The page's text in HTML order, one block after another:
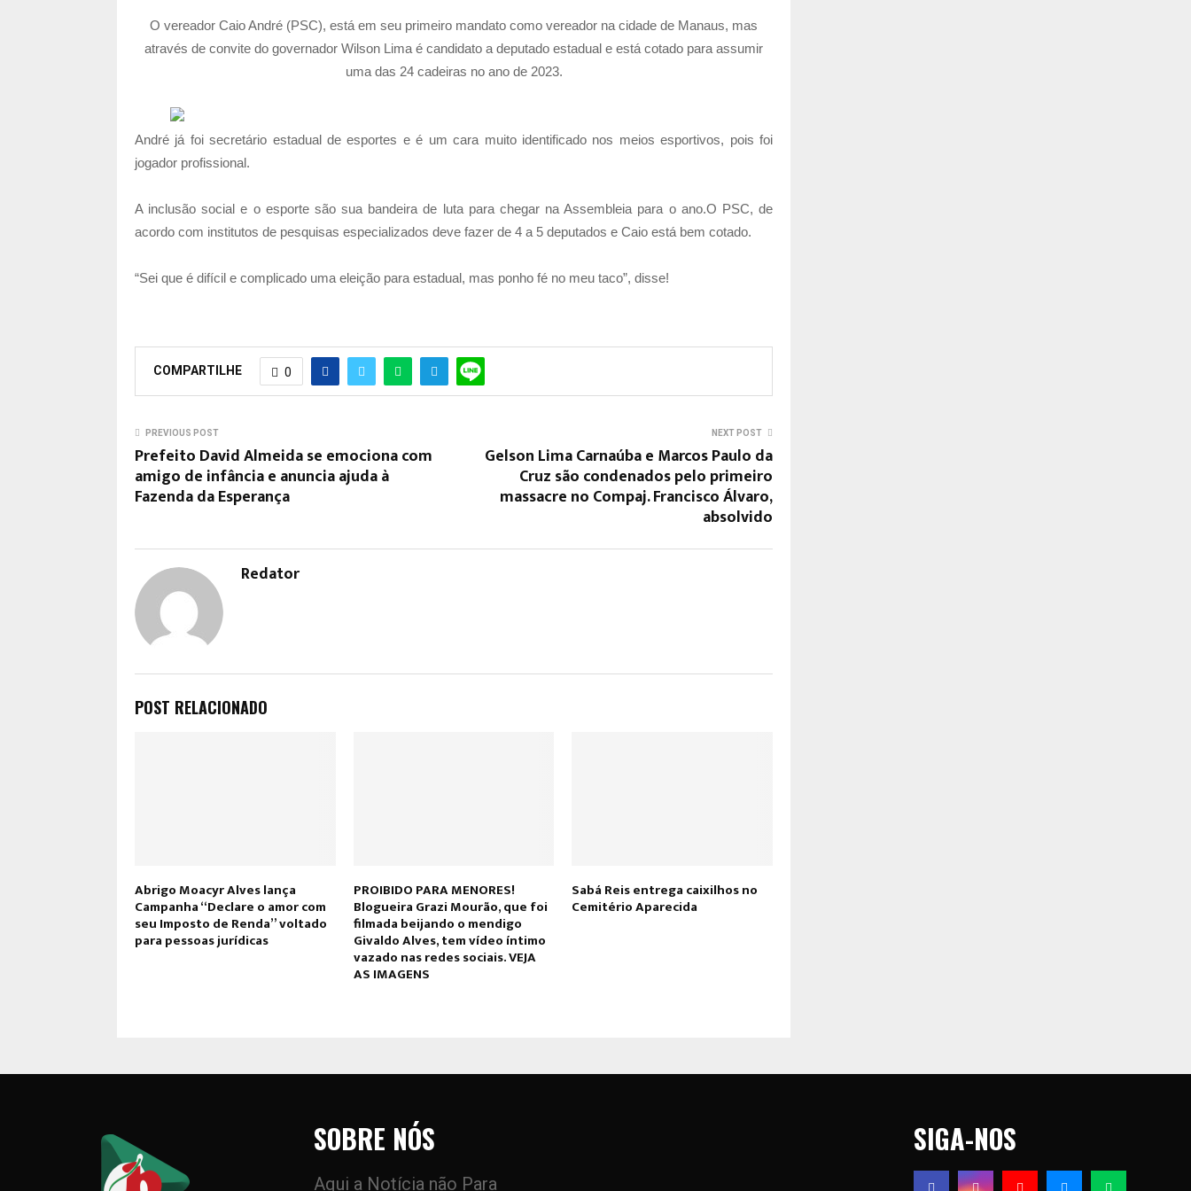
O vereador Caio André (PSC), está em seu primeiro mandato como vereador na cidade de Manaus, mas
através de convite do governador Wilson Lima é candidato a deputado estadual e está cotado para assumir
uma das 24 cadeiras no ano de 2023.
André já foi secretário estadual de esportes e é um cara muito identificado nos meios esportivos, pois foi
jogador profissional.
A inclusão social e o esporte são sua bandeira de luta para chegar na Assembleia para o ano.O PSC, de
acordo com institutos de pesquisas especializados deve fazer de 4 a 5 deputados e Caio está bem cotado.
“Sei que é difícil e complicado uma eleição para estadual, mas ponho fé no meu taco”, disse!
COMPARTILHE 0
PREVIOUS POST
Prefeito David Almeida se emociona com
amigo de infância e anuncia ajuda à
Fazenda da Esperança
NEXT POST
Gelson Lima Carnaúba e Marcos Paulo da
Cruz são condenados pelo primeiro
massacre no Compaj. Francisco Álvaro,
absolvido
Redator
POST RELACIONADO
Abrigo Moacyr Alves lança
Campanha “Declare o amor com
seu Imposto de Renda” voltado
para pessoas jurídicas
PROIBIDO PARA MENORES!
Blogueira Grazi Mourão, que foi
filmada beijando o mendigo
Givaldo Alves, tem vídeo íntimo
vazado nas redes sociais. VEJA
AS IMAGENS
Sabá Reis entrega caixilhos no
Cemitério Aparecida
SOBRE NÓS
Aqui a Notícia não Para
SIGA-NOS